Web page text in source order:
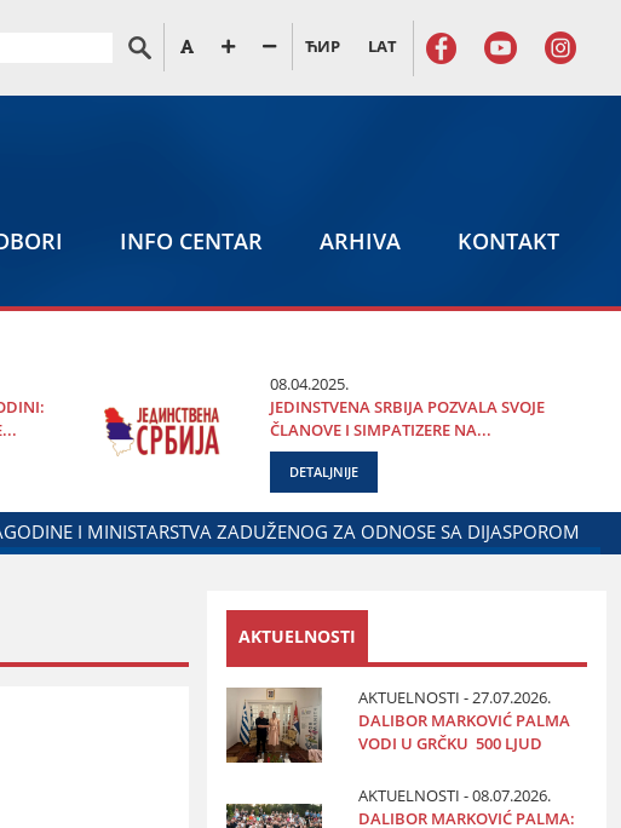
ЋИР LAT
INFO CENTAR ARHIVA KONTAKT
08.04.2025.
ЈEDINSTVENA SRBIЈA POZVALA SVOЈE
ČLANOVE I SIMPATIZERE NA...
DETALJNIJE
DANA POLICIЈE I MINISTARSTVA UNUTRAŠNjIH POSLOVA
AKTUELNOSTI
AKTUELNOSTI - 27.07.2026.
DALIBOR MARKOVIĆ PALMA
VODI U GRČKU 500 LJUD
AKTUELNOSTI - 08.07.2026.
DALIBOR MARKOVIĆ PALMA: